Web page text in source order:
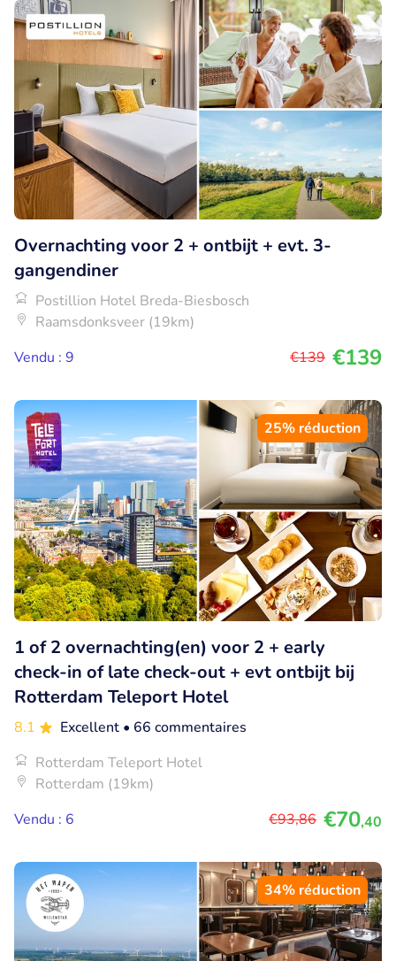
Overnachting voor 2 + ontbijt + evt. 3-
gangendiner
Postillion Hotel Breda-Biesbosch
Raamsdonksveer (19km)
Vendu : 9
€139 €139
25% réduction
1 of 2 overnachting(en) voor 2 + early
check-in of late check-out + evt ontbijt bij
Rotterdam Teleport Hotel
8.1 Excellent • 66 commentaires
Rotterdam Teleport Hotel
Rotterdam (19km)
Vendu : 6
€93,86 €70,40
34% réduction